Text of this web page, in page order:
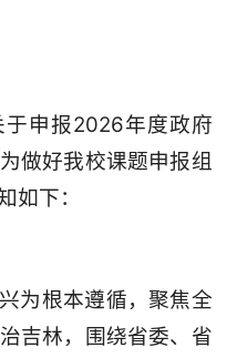
申报2026年度政府
做好我校课题申报组
如下：
为根本遵循，聚焦全
吉林，围绕省委、省